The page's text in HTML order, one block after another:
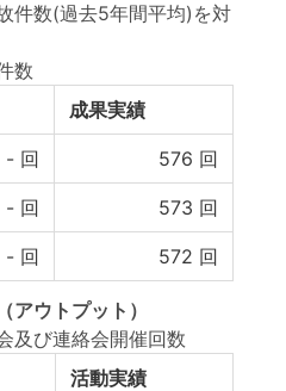
件数(過去5年間平均)を対
数
成果実績
- 回 576 回
- 回 573 回
- 回 572 回
（アウトプット）
及び連絡会開催回数
活動実績